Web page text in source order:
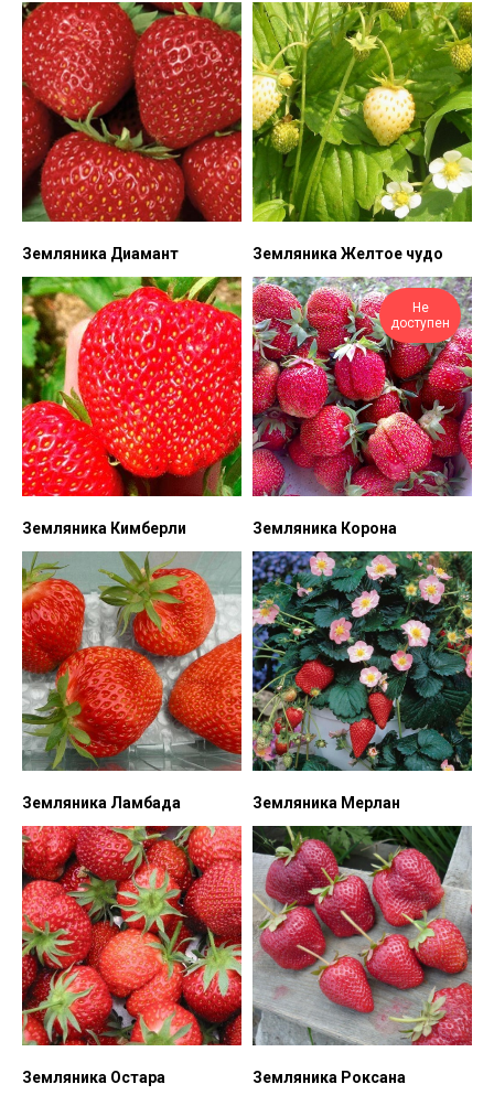
Земляника Диамант Земляника Желтое чудо
Земляника Кимберли
Не
доступен
Земляника Корона
Земляника Ламбада Земляника Мерлан
Земляника Остара Земляника Роксана